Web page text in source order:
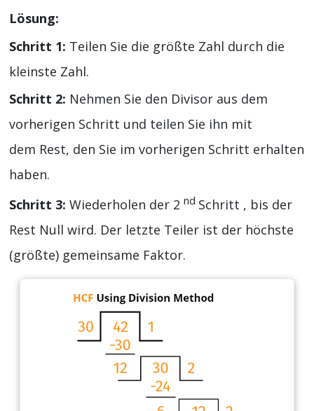
Lösung:
Schritt 1: Teilen Sie die größte Zahl durch die
kleinste Zahl.
Schritt 2: Nehmen Sie den Divisor aus dem
vorherigen Schritt und teilen Sie ihn mit
dem Rest, den Sie im vorherigen Schritt erhalten
haben.
Schritt 3: Wiederholen der 2 nd Schritt , bis der
Rest Null wird. Der letzte Teiler ist der höchste
(größte) gemeinsame Faktor.